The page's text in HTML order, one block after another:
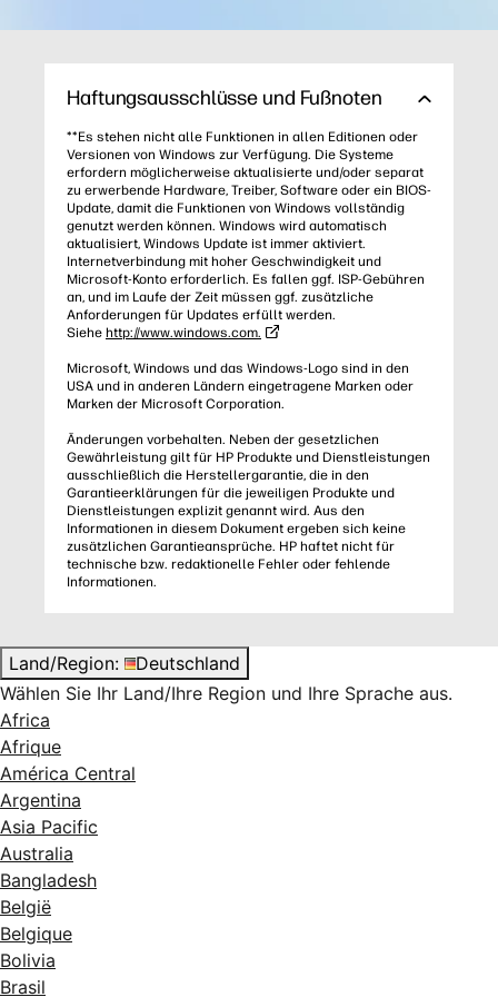
Haftungsausschlüsse und Fußnoten
**Es stehen nicht alle Funktionen in allen Editionen oder
Versionen von Windows zur Verfügung. Die Systeme
erfordern möglicherweise aktualisierte und/oder separat
zu erwerbende Hardware, Treiber, Software oder ein BIOS-
Update, damit die Funktionen von Windows vollständig
genutzt werden können. Windows wird automatisch
aktualisiert, Windows Update ist immer aktiviert.
Internetverbindung mit hoher Geschwindigkeit und
Microsoft-Konto erforderlich. Es fallen ggf. ISP-Gebühren
an, und im Laufe der Zeit müssen ggf. zusätzliche
Anforderungen für Updates erfüllt werden.
Siehe http://www.windows.com.
Microsoft, Windows und das Windows-Logo sind in den
USA und in anderen Ländern eingetragene Marken oder
Marken der Microsoft Corporation.
Änderungen vorbehalten. Neben der gesetzlichen
Gewährleistung gilt für HP Produkte und Dienstleistungen
ausschließlich die Herstellergarantie, die in den
Garantieerklärungen für die jeweiligen Produkte und
Dienstleistungen explizit genannt wird. Aus den
Informationen in diesem Dokument ergeben sich keine
zusätzlichen Garantieansprüche. HP haftet nicht für
technische bzw. redaktionelle Fehler oder fehlende
Informationen.
Land/Region:
Deutschland
Wählen Sie Ihr Land/Ihre Region und Ihre Sprache aus.
Africa
Afrique
América Central
Argentina
Asia Pacific
Australia
Bangladesh
België
Belgique
Bolivia
Brasil